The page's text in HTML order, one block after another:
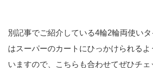
別記事でご紹介している4輪2輪両使い
はスーパーのカートにひっかけられるよ
いますので、こちらも合わせてぜひチ